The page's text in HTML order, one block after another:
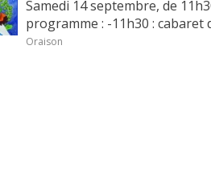
Samedi 14 septembre, de
programme : -11h30 : cabaret
Oraison